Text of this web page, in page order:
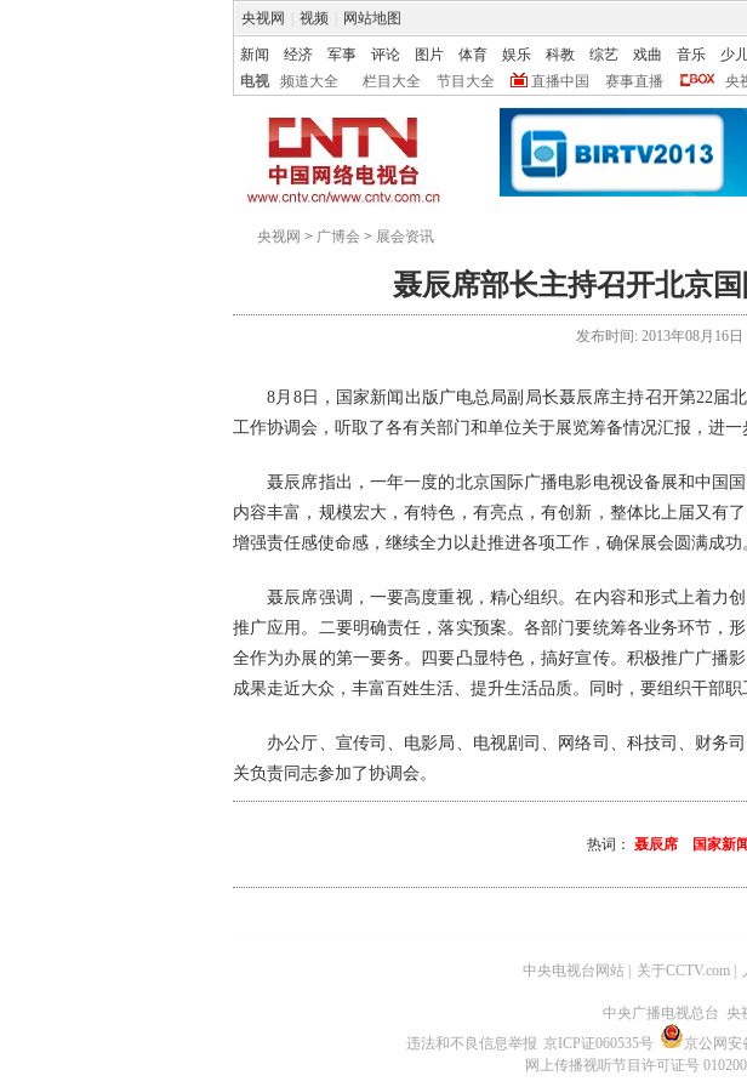
央视网 视频 网站地图
新闻 经济 军事 评论 图片 体育 娱乐 科教 综艺 戏曲 音乐 少
电视
频道大全 栏目大全 节目大全 直播中国 赛事直播 央
央视网 > 广博会 > 展会资讯
聂辰席部长主持召开北京
发布时间: 2013年08月16日
8月8日，国家新闻出版广电总局副局长聂辰席主持召开第22届北
工作协调会，听取了各有关部门和单位关于展览筹备情况汇报，进一
聂辰席指出，一年一度的北京国际广播电影电视设备展和中国国
内容丰富，规模宏大，有特色，有亮点，有创新，整体比上届又有
增强责任感使命感，继续全力以赴推进各项工作，确保展会圆满成功
聂辰席强调，一要高度重视，精心组织。在内容和形式上着力创
推广应用。二要明确责任，落实预案。各部门要统筹各业务环节，
全作为办展的第一要务。四要凸显特色，搞好宣传。积极推广广播
成果走近大众，丰富百姓生活、提升生活品质。同时，要组织干部
办公厅、宣传司、电影局、电视剧司、网络司、科技司、财务司
关负责同志参加了协调会。
热词： 聂辰席 国家新
中央电视台网站 关于CCTV.com
中央广播电视总台 央
违法和不良信息举报 京ICP证060535号 京公网安
网上传播视听节目许可证号